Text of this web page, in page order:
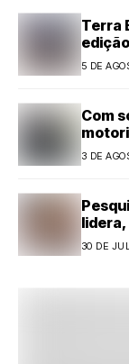
Terra
5 DE
Com
3 DE
com
30 DE